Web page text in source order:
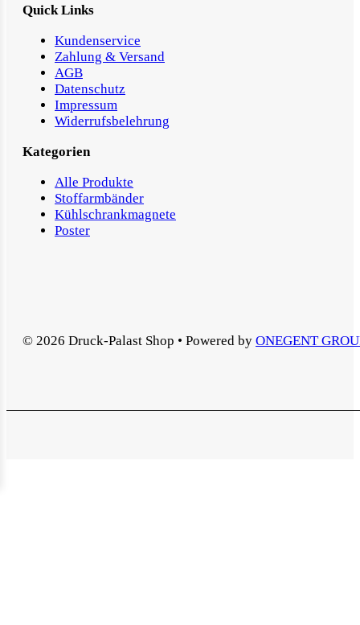
Quick Links
Kundenservice
Zahlung & Versand
AGB
Datenschutz
Impressum
Widerrufsbelehrung
Kategorien
Alle Produkte
Stoffarmbänder
Kühlschrankmagnete
Poster
© 2026 Druck-Palast Shop • Powered by ONEGENT